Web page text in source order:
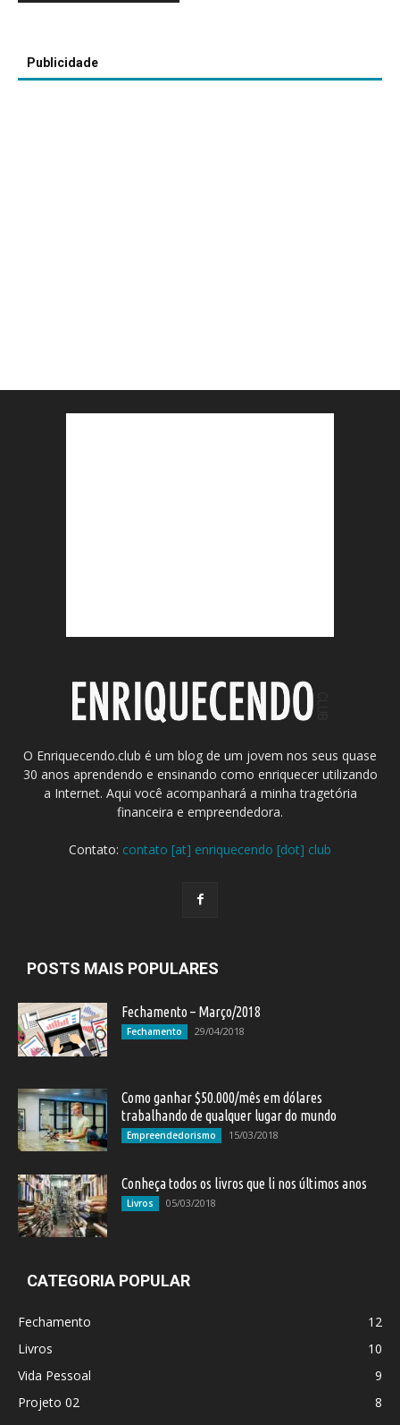
Publicidade
O Enriquecendo.club é um blog de um jovem nos seus quase
30 anos aprendendo e ensinando como enriquecer utilizando
a Internet. Aqui você acompanhará a minha tragetória
financeira e empreendedora.
Contato: contato [at] enriquecendo [dot] club
POSTS MAIS POPULARES
Fechamento – Março/2018
Fechamento 29/04/2018
Como ganhar $50.000/mês em dólares
trabalhando de qualquer lugar do mundo
Empreendedorismo 15/03/2018
Conheça todos os livros que li nos últimos anos
Livros 05/03/2018
CATEGORIA POPULAR
Fechamento
12
Livros
10
Vida Pessoal
9
Projeto 02
8